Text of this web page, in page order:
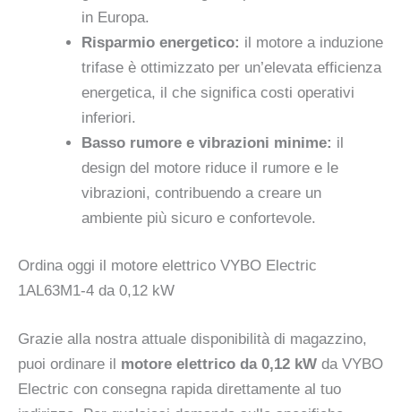
in Europa.
Risparmio energetico: il motore a induzione
trifase è ottimizzato per un’elevata efficienza
energetica, il che significa costi operativi
inferiori.
Basso rumore e vibrazioni minime: il
design del motore riduce il rumore e le
vibrazioni, contribuendo a creare un
ambiente più sicuro e confortevole.
Ordina oggi il motore elettrico VYBO Electric
1AL63M1-4 da 0,12 kW
Grazie alla nostra attuale disponibilità di magazzino,
puoi ordinare il motore elettrico da 0,12 kW da VYBO
Electric con consegna rapida direttamente al tuo